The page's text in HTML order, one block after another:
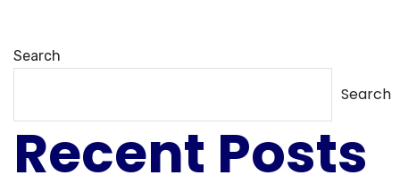
Search
Search
Recent Posts